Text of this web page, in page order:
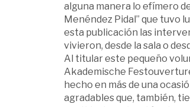
alguna manera lo efímero
Menéndez Pidal” que tuvo
esta publicación las
vivieron, desde la sala o
Al titular este pequeño
Akademische
hecho en más de una
agradables que, también,